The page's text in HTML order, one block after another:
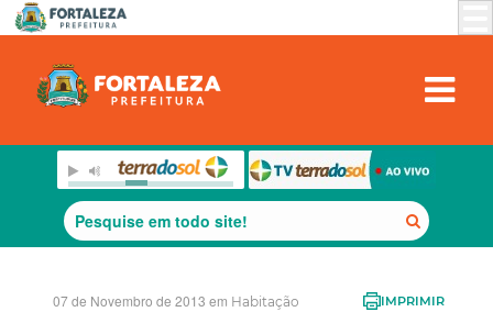
07 de Novembro de 2013 em Habitação IMPRIMIR